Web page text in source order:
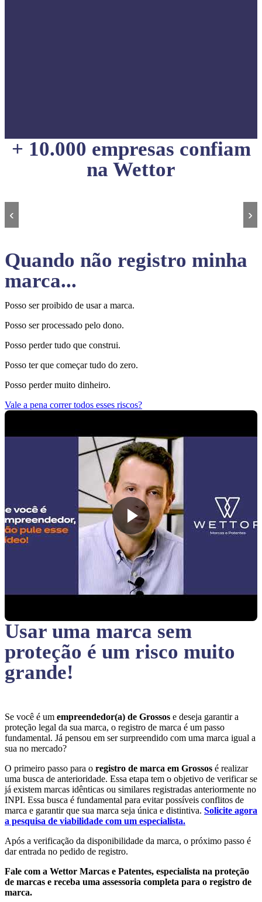
+ 10.000 empresas confiam
na Wettor
‹ ›
Quando não registro minha
marca...
Posso ser proibido de usar a marca.
Posso ser processado pelo dono.
Posso perder tudo que construi.
Posso ter que começar tudo do zero.
Posso perder muito dinheiro.
Vale a pena correr todos esses riscos?
Usar uma marca sem
proteção é um risco muito
grande!
Se você é um empreendedor(a) de Grossos e deseja garantir a
proteção legal da sua marca, o registro de marca é um passo
fundamental. Já pensou em ser surpreendido com uma marca igual a
sua no mercado?
O primeiro passo para o registro de marca em Grossos é realizar
uma busca de anterioridade. Essa etapa tem o objetivo de verificar se
já existem marcas idênticas ou similares registradas anteriormente no
INPI. Essa busca é fundamental para evitar possíveis conflitos de
marca e garantir que sua marca seja única e distintiva. Solicite agora
a pesquisa de viabilidade com um especialista.
Após a verificação da disponibilidade da marca, o próximo passo é
dar entrada no pedido de registro.
Fale com a Wettor Marcas e Patentes, especialista na proteção
de marcas e receba uma assessoria completa para o registro de
marca.